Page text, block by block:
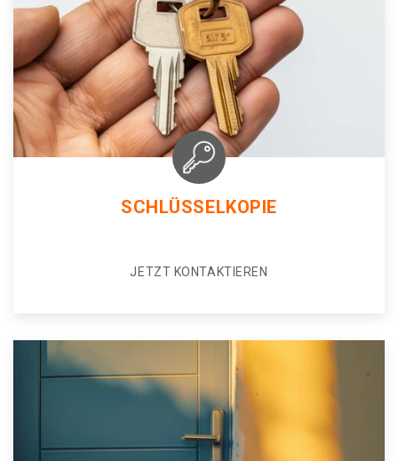
SCHLÜSSELKOPIE
JETZT KONTAKTIEREN